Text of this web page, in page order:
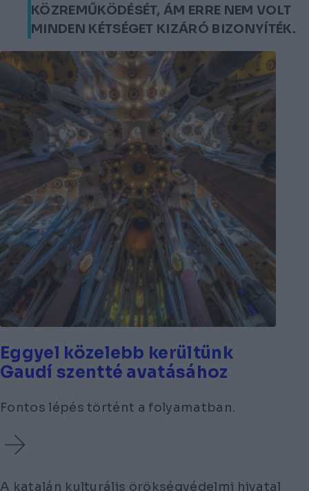
KÖZREMŰKÖDÉSÉT, ÁM ERRE NEM VOLT
MINDEN KÉTSÉGET KIZÁRÓ BIZONYÍTÉK.
Eggyel közelebb kerültünk
Gaudí szentté avatásához
Fontos lépés történt a folyamatban.
A katalán kulturális örökségvédelmi hivatal